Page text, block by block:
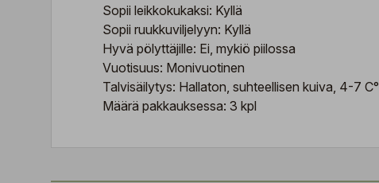
Sopii leikkokukaksi: Kyllä
Sopii ruukkuviljelyyn: Kyllä
Hyvä pölyttäjille: Ei, mykiö piilossa
Vuotisuus: Monivuotinen
Talvisäilytys: Hallaton, suhteellisen kuiva, 4-7 C°
Määrä pakkauksessa: 3 kpl